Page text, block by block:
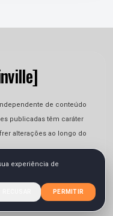
de conteúdo
publicadas têm caráter
alterações ao longo do
experiência de
PERMITIR